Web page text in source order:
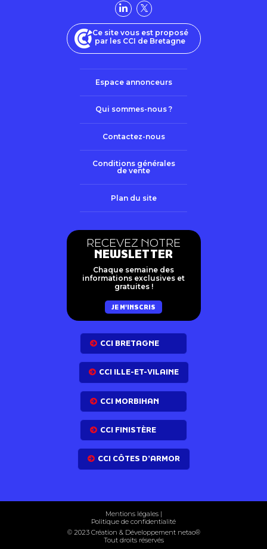
Ce site vous est proposé
par les CCI de Bretagne
Espace annonceurs
Qui sommes-nous ?
Contactez-nous
Conditions générales
de vente
Plan du site
RECEVEZ NOTRE
NEWSLETTER
Chaque semaine des
informations exclusives et
gratuites !
JE M'INSCRIS
CCI BRETAGNE
CCI ILLE-ET-VILAINE
CCI MORBIHAN
CCI FINISTÈRE
CCI CÔTES D’ARMOR
Mentions légales |
Politique de confidentialité
© 2023 Création & Développement netao®
Tout droits réservés